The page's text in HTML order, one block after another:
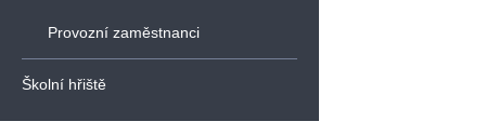
Provozní zaměstnanci
Školní hřiště